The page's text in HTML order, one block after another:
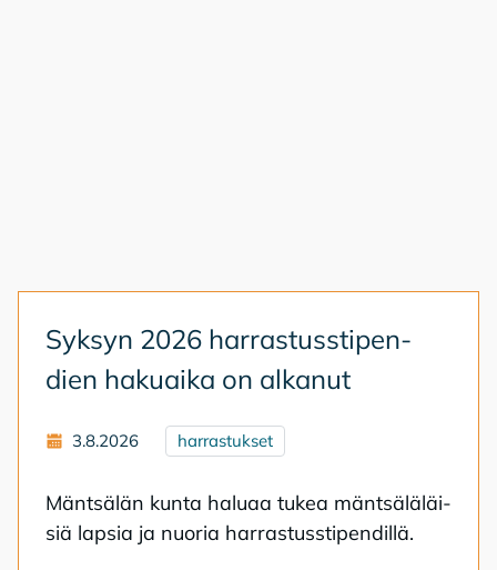
Syk­syn 2026 har­ras­tuss­ti­pen­
dien ha­kuai­ka on al­ka­nut
3.8.2026 harrastukset
Mänt­sä­län kun­ta ha­lu­aa tu­kea mänt­sä­lä­läi­
siä lap­sia ja nuo­ria har­ras­tuss­ti­pen­dil­lä.